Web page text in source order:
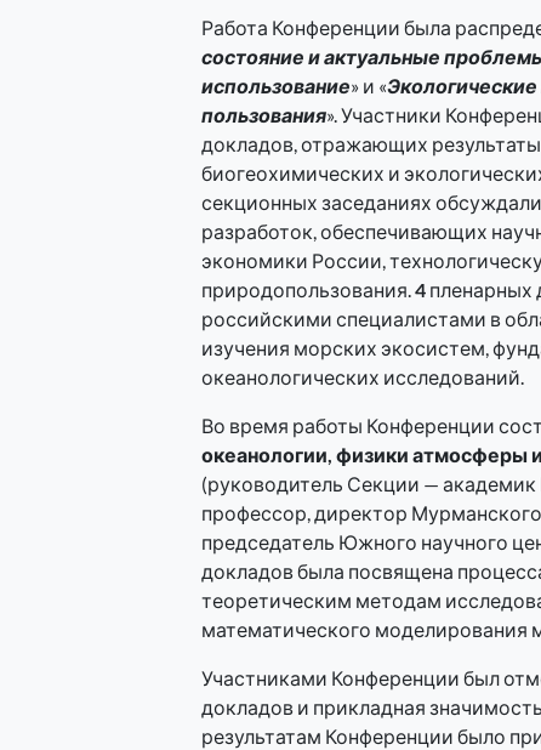
Работа Конференции была
состояние и актуальные
использование» и «
пользования». Участники
докладов, отражающих
биогеохимических и
секционных заседаниях
разработок, обеспечивающих
экономики России,
природопользования.4 пленарных
российскими специалистами в
изучения морских экосистем,
океанологических исследований.
Во время работы Конференции
океанологии, физики атмосферы
(руководитель Секции — академик
профессор, директор
председатель Южного научного
докладов была посвящена
теоретическим методам
математического моделирования
Участниками Конференции был
докладов и прикладная
результатам Конференции было